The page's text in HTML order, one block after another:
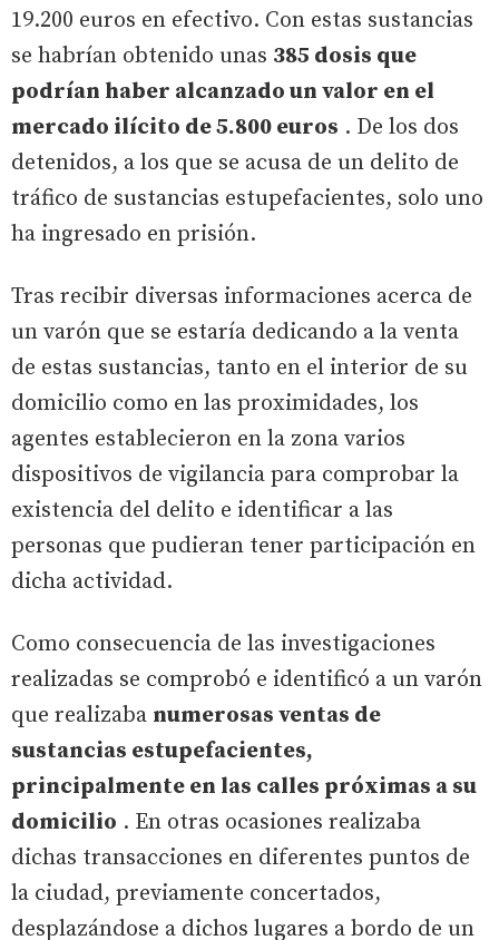
19.200 euros en efectivo. Con estas sustancias
se habrían obtenido unas 385 dosis que
podrían haber alcanzado un valor en el
mercado ilícito de 5.800 euros . De los dos
detenidos, a los que se acusa de un delito de
tráfico de sustancias estupefacientes, solo uno
ha ingresado en prisión.
Tras recibir diversas informaciones acerca de
un varón que se estaría dedicando a la venta
de estas sustancias, tanto en el interior de su
domicilio como en las proximidades, los
agentes establecieron en la zona varios
dispositivos de vigilancia para comprobar la
existencia del delito e identificar a las
personas que pudieran tener participación en
dicha actividad.
Como consecuencia de las investigaciones
realizadas se comprobó e identificó a un varón
que realizaba numerosas ventas de
sustancias estupefacientes,
principalmente en las calles próximas a su
domicilio . En otras ocasiones realizaba
dichas transacciones en diferentes puntos de
la ciudad, previamente concertados,
desplazándose a dichos lugares a bordo de un